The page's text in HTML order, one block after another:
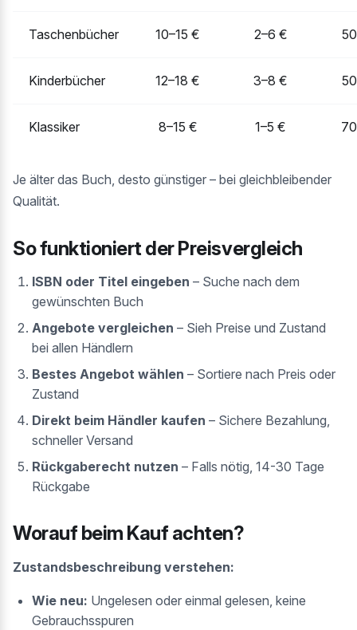
Taschenbücher 10–15 € 2–6 €
Kinderbücher 12–18 € 3–8 €
Klassiker 8–15 € 1–5 €
Je älter das Buch, desto günstiger – bei gleichbleibender
Qualität.
So funktioniert der Preisvergleich
ISBN oder Titel eingeben – Suche nach dem
gewünschten Buch
Angebote vergleichen – Sieh Preise und Zustand
bei allen Händlern
Bestes Angebot wählen – Sortiere nach Preis oder
Zustand
Direkt beim Händler kaufen – Sichere Bezahlung,
schneller Versand
Rückgaberecht nutzen – Falls nötig, 14-30 Tage
Rückgabe
Worauf beim Kauf achten?
Zustandsbeschreibung verstehen:
Wie neu: Ungelesen oder einmal gelesen, keine
Gebrauchsspuren